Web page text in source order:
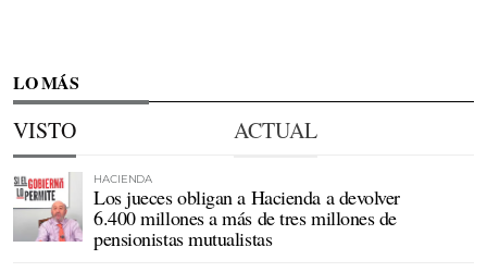
LO MÁS
VISTO ACTUAL
HACIENDA
Los jueces obligan a Hacienda a devolver
6.400 millones a más de tres millones de
pensionistas mutualistas